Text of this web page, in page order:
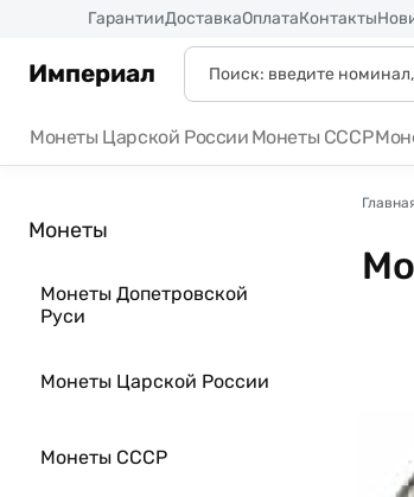
ГарантииДоставкаОплатаКонтакты
Империал
Монеты Царской России Монеты СССР
Монеты
Монеты Допетровской
Руси
Монеты Царской России
Монеты СССР